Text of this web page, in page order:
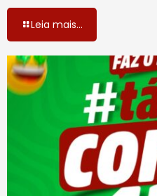
Leia mais...